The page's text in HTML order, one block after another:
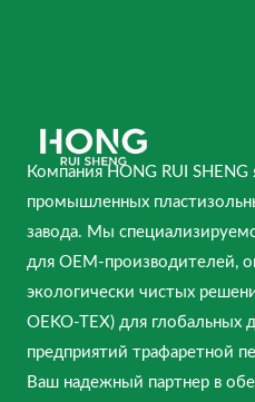
Компания HONG RUI
промышленных
завода. Мы
для OEM-производителей,
экологически чистых
OEKO-TEX) для глобальных
предприятий трафаретной
Ваш надежный партнер в